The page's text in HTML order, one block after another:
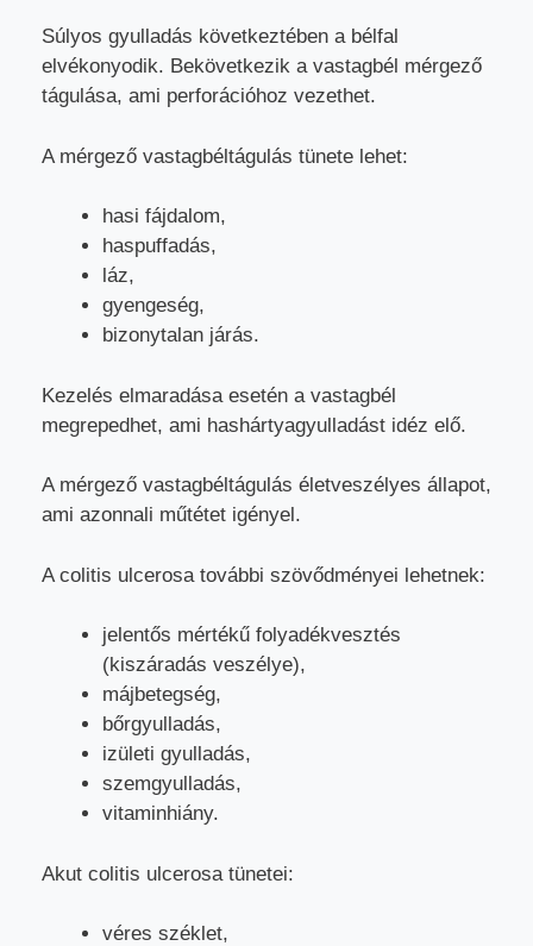
Súlyos gyulladás következtében a bélfal
elvékonyodik. Bekövetkezik a vastagbél mérgező
tágulása, ami perforációhoz vezethet.
A mérgező vastagbéltágulás tünete lehet:
hasi fájdalom,
haspuffadás,
láz,
gyengeség,
bizonytalan járás.
Kezelés elmaradása esetén a vastagbél
megrepedhet, ami hashártyagyulladást idéz elő.
A mérgező vastagbéltágulás életveszélyes állapot,
ami azonnali műtétet igényel.
A colitis ulcerosa további szövődményei lehetnek:
jelentős mértékű folyadékvesztés
(kiszáradás veszélye),
májbetegség,
bőrgyulladás,
izületi gyulladás,
szemgyulladás,
vitaminhiány.
Akut colitis ulcerosa tünetei:
véres széklet,